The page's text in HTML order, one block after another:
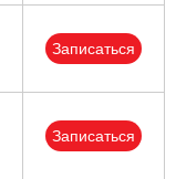
Записаться
Записаться